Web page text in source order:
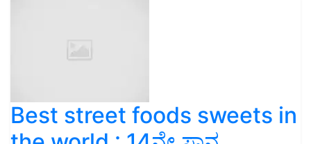
Best street foods sweets in